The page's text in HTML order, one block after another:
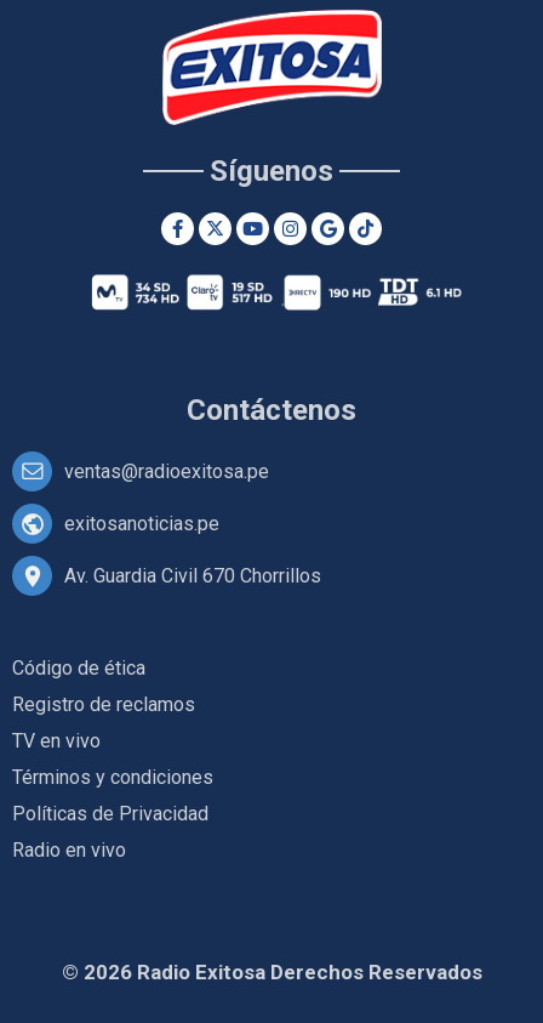
Contáctenos
ventas@radioexitosa.pe
exitosanoticias.pe
Av. Guardia Civil 670 Chorrillos
Síguenos
Código de ética
Registro de reclamos
TV en vivo
Términos y condiciones
Políticas de Privacidad
Radio en vivo
© 2026 Radio Exitosa Derechos Reservados